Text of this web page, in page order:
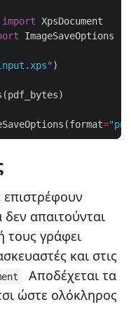
import
=
απαιτούνται
τους γράφει
και στις
Αποδέχεται τα
ώστε ολόκληρος